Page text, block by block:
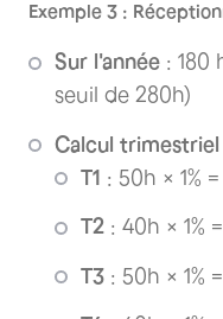
Exemple 3 :
Sur l'année : 180
seuil de 280h)
Calcul trimestriel
T1 : 50h × 1%
T2 : 40h × 1%
T3 : 50h × 1%